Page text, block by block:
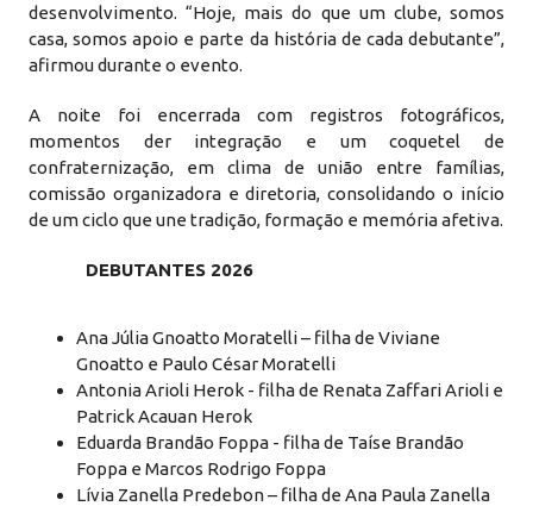
desenvolvimento. “Hoje, mais do que um clube, somos
casa, somos apoio e parte da história de cada debutante”,
afirmou durante o evento.
A noite foi encerrada com registros fotográficos,
momentos der integração e um coquetel de
confraternização, em clima de união entre famílias,
comissão organizadora e diretoria, consolidando o início
de um ciclo que une tradição, formação e memória afetiva.
DEBUTANTES 2026
Ana Júlia Gnoatto Moratelli – filha de Viviane
Gnoatto e Paulo César Moratelli
Antonia Arioli Herok - filha de Renata Zaffari Arioli e
Patrick Acauan Herok
Eduarda Brandão Foppa - filha de Taíse Brandão
Foppa e Marcos Rodrigo Foppa
Lívia Zanella Predebon – filha de Ana Paula Zanella